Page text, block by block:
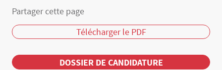
Partager cette page
Télécharger le PDF
DOSSIER DE CANDIDATURE